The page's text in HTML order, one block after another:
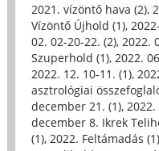
2021. vízöntő hava (2),
Vízöntő Újhold (1),
02. 02-20-22. (2), 2022.
Szuperhold (1), 2022.
2022. 12. 10-11. (1),
asztrológiai
december 21. (1),
december 8. Ikrek
(1), 2022. Feltámadás (1)